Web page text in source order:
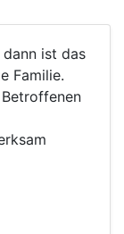
ist das
Familie.